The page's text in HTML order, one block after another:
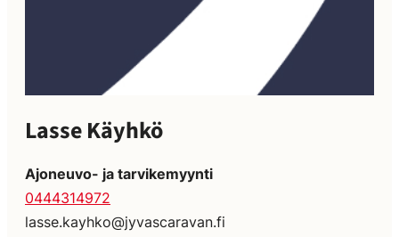
Lasse Käyhkö
Ajoneuvo- ja tarvikemyynti
0444314972
lasse.kayhko@jyvascaravan.fi